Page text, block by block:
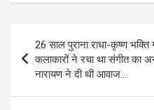
navigation
26 साल पुराना राधा-कृष्ण
कलाकारों ने रचा था संगीत का
नारायण ने दी थी आवाज…